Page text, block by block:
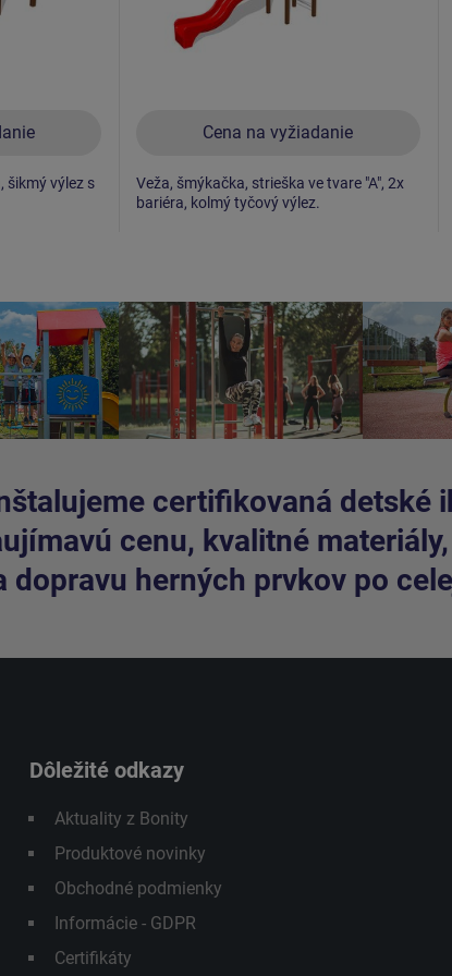
šikmý výlez s
Cena na vyžiadanie
Veža, šmýkačka, strieška ve tvare "A", 2x
bariéra, kolmý tyčový výlez.
certifikovaná detské
cenu, kvalitné
dopravu herných prvkov po
Dôležité odkazy
Aktuality z Bonity
Produktové novinky
Obchodné podmienky
Informácie - GDPR
Certifikáty